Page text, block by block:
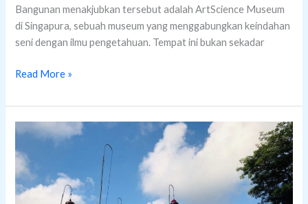
Bangunan menakjubkan tersebut adalah ArtScience Museum
di Singapura, sebuah museum yang menggabungkan keindahan
seni dengan ilmu pengetahuan. Tempat ini bukan sekadar
Read More »
Menjelajahi
Singapura
Temukan
Sisi